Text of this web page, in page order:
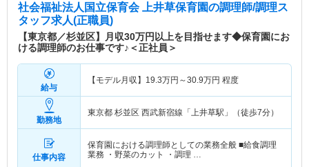
社会福祉法人国立保育会 上井草保育園の調理師/調理ス
タッフ求人(正職員)
【東京都／杉並区】月収30万円以上を目指せます◆保育園にお
ける調理師のお仕事です♪＜正社員＞
給与
【モデル月収】 19.3万円～30.9万円 程度
勤務地
東京都 杉並区 西武新宿線「上井草駅」（徒歩7分）
仕事内容
保育園における調理師としての業務全般 ■給食調理
業務 ・野菜のカット ・調理 …